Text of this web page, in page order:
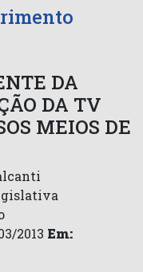
DA
DA TV
MEIOS DE
2013 Em: